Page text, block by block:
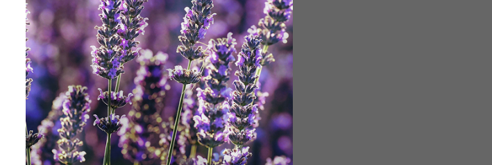
–35 %
Agrobio Trumf pro drobné
ovoce
Skladem (129 ks)
Přírodní granulované organické